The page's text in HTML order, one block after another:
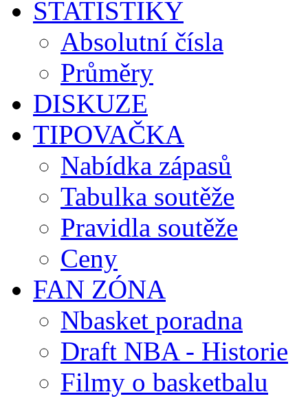
STATISTIKY
Absolutní čísla
Průměry
DISKUZE
TIPOVAČKA
Nabídka zápasů
Tabulka soutěže
Pravidla soutěže
Ceny
FAN ZÓNA
Nbasket poradna
Draft NBA - Historie
Filmy o basketbalu